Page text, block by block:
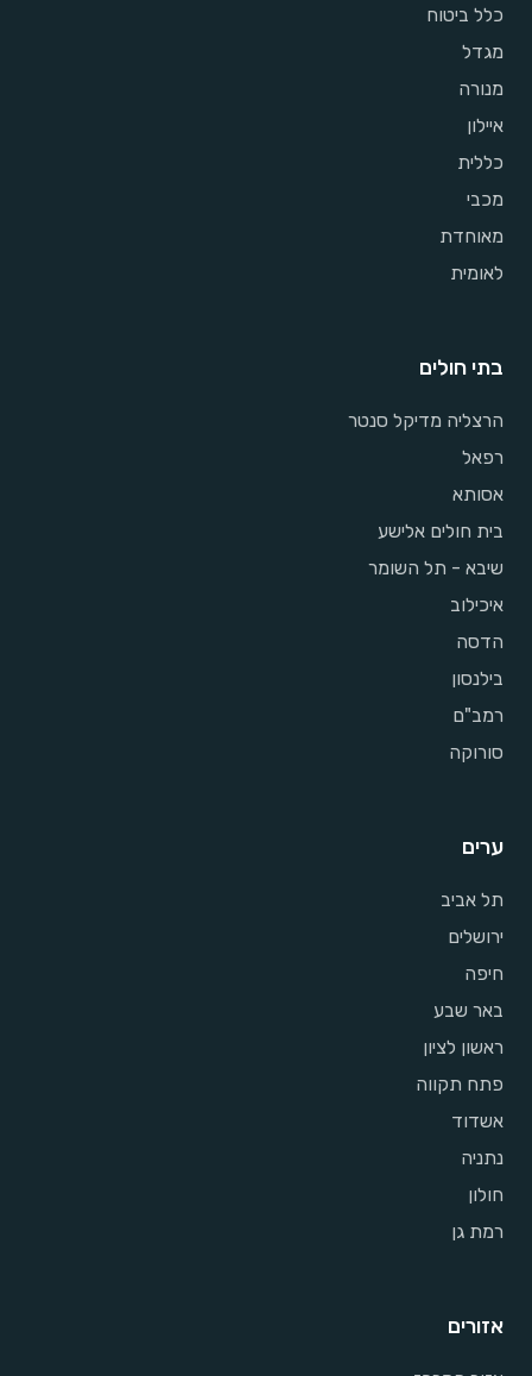
כלל ביטוח
מגדל
מנורה
איילון
כללית
מכבי
מאוחדת
לאומית
בתי חולים
הרצליה מדיקל סנטר
רפאל
אסותא
בית חולים אלישע
שיבא - תל השומר
איכילוב
הדסה
בילנסון
רמב"ם
סורוקה
ערים
תל אביב
ירושלים
חיפה
באר שבע
ראשון לציון
פתח תקווה
אשדוד
נתניה
חולון
רמת גן
אזורים